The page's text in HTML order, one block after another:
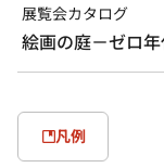
展覧会カタログ
絵画の庭－ゼロ
凡例